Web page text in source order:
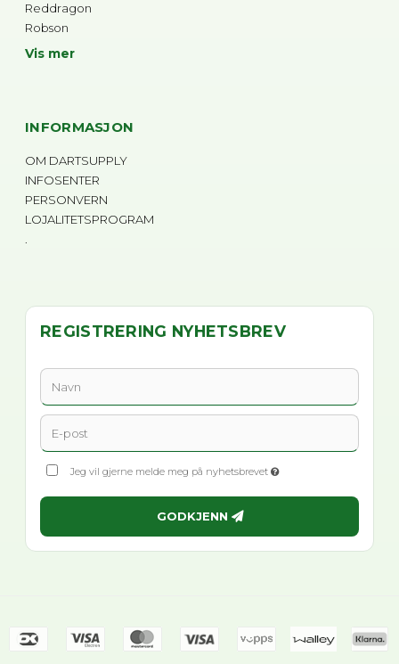
Reddragon
Robson
Vis mer
INFORMASJON
OM DARTSUPPLY
INFOSENTER
PERSONVERN
LOJALITETSPROGRAM
REGISTRERING NYHETSBREV
Jeg vil gjerne melde meg på nyhetsbrevet
GODKJENN